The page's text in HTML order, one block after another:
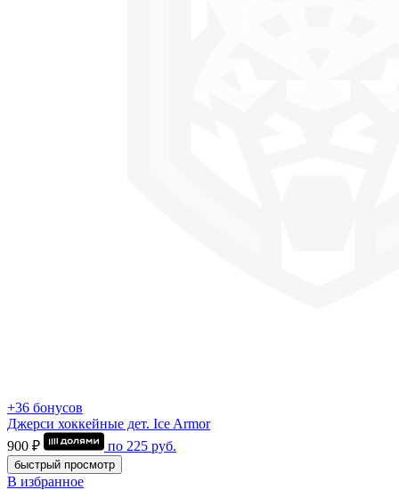
+36 бонусов
Джерси хоккейные дет. Ice Armor
900 ₽
по 225 руб.
быстрый просмотр
В избранное